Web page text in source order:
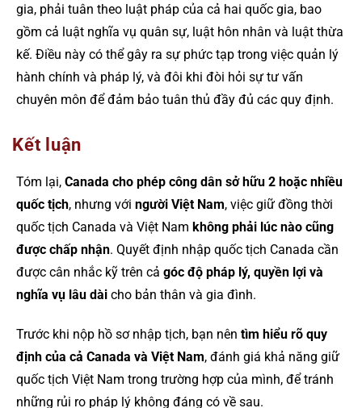
gia, phải tuân theo luật pháp của cả hai quốc gia, bao
gồm cả luật nghĩa vụ quân sự, luật hôn nhân và luật thừa
kế. Điều này có thể gây ra sự phức tạp trong việc quản lý
hành chính và pháp lý, và đôi khi đòi hỏi sự tư vấn
chuyên môn để đảm bảo tuân thủ đầy đủ các quy định.
Kết luận
Tóm lại, Canada cho phép công dân sở hữu 2 hoặc nhiều
quốc tịch, nhưng với người Việt Nam, việc giữ đồng thời
quốc tịch Canada và Việt Nam không phải lúc nào cũng
được chấp nhận. Quyết định nhập quốc tịch Canada cần
được cân nhắc kỹ trên cả góc độ pháp lý, quyền lợi và
nghĩa vụ lâu dài cho bản thân và gia đình.
Trước khi nộp hồ sơ nhập tịch, bạn nên tìm hiểu rõ quy
định của cả Canada và Việt Nam, đánh giá khả năng giữ
quốc tịch Việt Nam trong trường hợp của mình, để tránh
những rủi ro pháp lý không đáng có về sau.